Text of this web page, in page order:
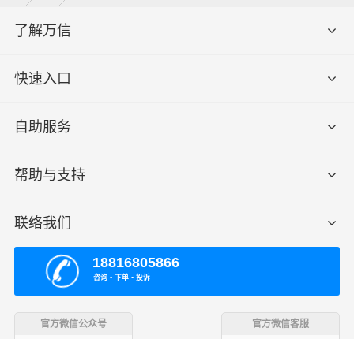
了解万信
快速入口
自助服务
帮助与支持
联络我们
18816805866
咨询 ▪ 下单 ▪ 投诉
官方微信公众号 官方微信客服